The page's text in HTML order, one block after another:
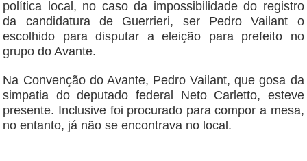
política local, no caso da impossibilidade do registro
da candidatura de Guerrieri, ser Pedro Vailant o
escolhido para disputar a eleição para prefeito no
grupo do Avante.
Na Convenção do Avante, Pedro Vailant, que gosa da
simpatia do deputado federal Neto Carletto, esteve
presente. Inclusive foi procurado para compor a mesa,
no entanto, já não se encontrava no local.